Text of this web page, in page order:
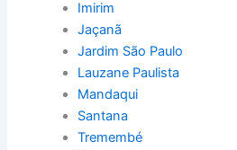
Imirim
Jaçanã
Jardim São Paulo
Lauzane Paulista
Mandaqui
Santana
Tremembé